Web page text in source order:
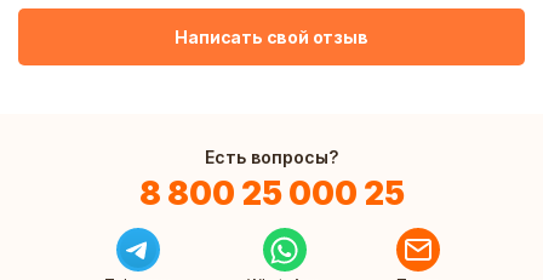
Написать свой отзыв
Есть вопросы?
8 800 25 000 25